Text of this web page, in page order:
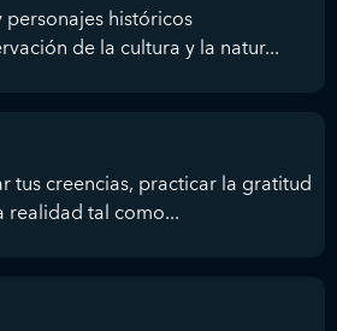
históricos
de la cultura y la natur...
tus creencias, practicar la gratitud
realidad tal como...